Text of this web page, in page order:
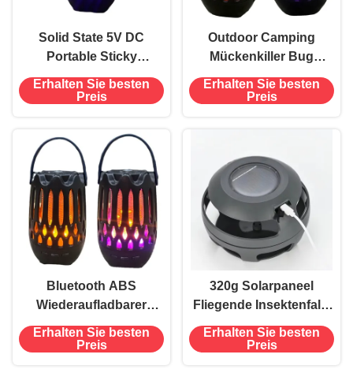
Solid State 5V DC
Portable Sticky
Mosquito Killer Bug
Zapper mit Flammen
Bluetooth
Erhalten Sie besten
Preis
Outdoor Camping
Mückenkiller Bug
Zapper mit Bluetooth
und wiederaufladbare
Erhalten Sie besten
Preis
Bluetooth ABS
Wiederaufladbarer
Moskito Killer Bug
Zapper für Indoor und
Erhalten Sie besten
Preis
320g Solarpaneel
Fliegende Insektenfalle
für Termiten Motten und
Flöhe Keine
Erhalten Sie besten
Preis